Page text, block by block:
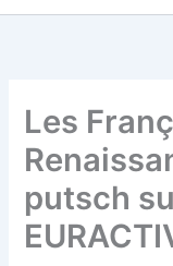
Les
putsch